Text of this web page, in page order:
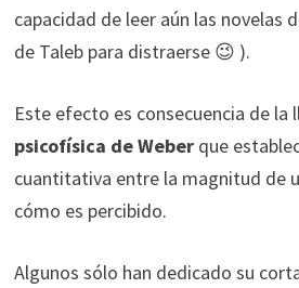
capacidad de leer aún las novelas
de Taleb para distraerse 😉 ).
Este efecto es consecuencia de la
psicofísica de Weber que
cuantitativa entre la magnitud de
cómo es percibido.
Algunos sólo han dedicado su